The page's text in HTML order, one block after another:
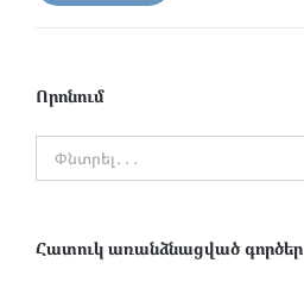
Որոնում
Հատուկ առանձնացված գործեր